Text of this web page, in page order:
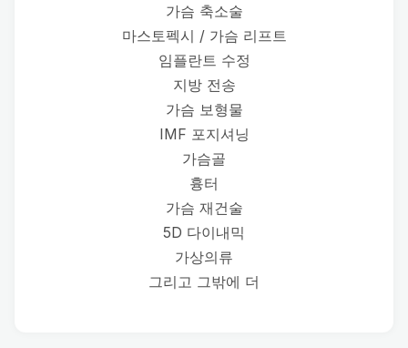
가슴 축소술
마스토펙시 / 가슴 리프트
임플란트 수정
지방 전송
가슴 보형물
IMF 포지셔닝
가슴골
흉터
가슴 재건술
5D 다이내믹
가상의류
그리고 그밖에 더